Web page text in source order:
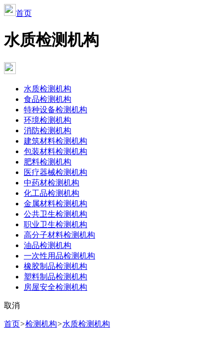
首页
水质检测机构
水质检测机构
食品检测机构
特种设备检测机构
环境检测机构
消防检测机构
建筑材料检测机构
包装材料检测机构
肥料检测机构
医疗器械检测机构
中药材检测机构
化工品检测机构
金属材料检测机构
公共卫生检测机构
职业卫生检测机构
高分子材料检测机构
油品检测机构
一次性用品检测机构
橡胶制品检测机构
塑料制品检测机构
房屋安全检测机构
取消
首页>检测机构>水质检测机构